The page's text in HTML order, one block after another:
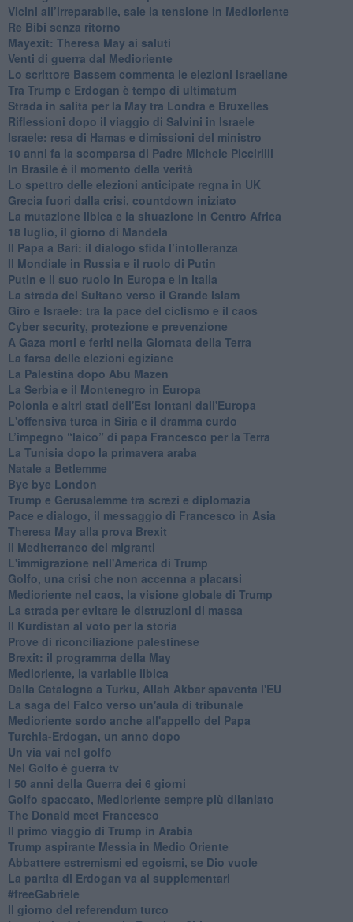
Vicini all’irreparabile, sale la tensione in Medioriente
Re Bibi senza ritorno
Mayexit: Theresa May ai saluti
Venti di guerra dal Medioriente
Lo scrittore Bassem commenta le elezioni israeliane
Tra Trump e Erdogan è tempo di ultimatum
Strada in salita per la May tra Londra e Bruxelles
Riflessioni dopo il viaggio di Salvini in Israele
Israele: resa di Hamas e dimissioni del ministro
10 anni fa la scomparsa di Padre Michele Piccirilli
In Brasile è il momento della verità
Lo spettro delle elezioni anticipate regna in UK
Grecia fuori dalla crisi, countdown iniziato
La mutazione libica e la situazione in Centro Africa
18 luglio, il giorno di Mandela
Il Papa a Bari: il dialogo sfida l’intolleranza
Il Mondiale in Russia e il ruolo di Putin
Putin e il suo ruolo in Europa e in Italia
La strada del Sultano verso il Grande Islam
Giro e Israele: tra la pace del ciclismo e il caos
Cyber security, protezione e prevenzione
A Gaza morti e feriti nella Giornata della Terra
La farsa delle elezioni egiziane
La Palestina dopo Abu Mazen
La Serbia e il Montenegro in Europa
Polonia e altri stati dell'Est lontani dall'Europa
L'offensiva turca in Siria e il dramma curdo
L’impegno “laico” di papa Francesco per la Terra
La Tunisia dopo la primavera araba
Natale a Betlemme
Bye bye London
Trump e Gerusalemme tra screzi e diplomazia
Pace e dialogo, il messaggio di Francesco in Asia
Theresa May alla prova Brexit
Il Mediterraneo dei migranti
L'immigrazione nell'America di Trump
Golfo, una crisi che non accenna a placarsi
Medioriente nel caos, la visione globale di Trump
La strada per evitare le distruzioni di massa
Il Kurdistan al voto per la storia
Prove di riconciliazione palestinese
Brexit: il programma della May
Medioriente, la variabile libica
Dalla Catalogna a Turku, Allah Akbar spaventa l'EU
La saga del Falco verso un'aula di tribunale
Medioriente sordo anche all'appello del Papa
Turchia-Erdogan, un anno dopo
Un via vai nel golfo
Nel Golfo è guerra tv
I 50 anni della Guerra dei 6 giorni
Golfo spaccato, Medioriente sempre più dilaniato
The Donald meet Francesco
Il primo viaggio di Trump in Arabia
Trump aspirante Messia in Medio Oriente
Abbattere estremismi ed egoismi, se Dio vuole
La partita di Erdogan va ai supplementari
#freeGabriele
Il giorno del referendum turco